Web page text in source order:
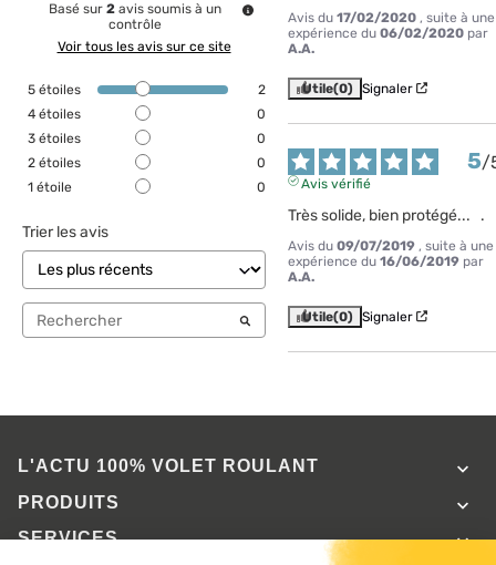
Basé sur2 avis soumis à un
contrôle
Voir tous les avis sur ce site
5 étoiles
2
4 étoiles
0
3 étoiles
0
2 étoiles
0
1 étoile 0
Trier les avis
Avis du 17/02/2020 , suite à une
expérience du 06/02/2020 par
A.A.
Utile(0) Signaler
5/
Avis vérifié
Très solide, bien protégé...   .
Avis du 09/07/2019 , suite à une
expérience du 16/06/2019 par
A.A.
Utile(0) Signaler
L'ACTU 100%VOLET ROULANT 
PRODUITS 
SERVICES 